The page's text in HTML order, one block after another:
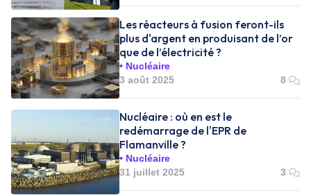
Les réacteurs à fusion feront-ils
plus d'argent en produisant de l’or
que de l’électricité ?
Nucléaire
3 août 2025
8
Nucléaire : où en est le
redémarrage de l'EPR de
Flamanville ?
Nucléaire
31 juillet 2025
3